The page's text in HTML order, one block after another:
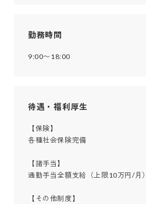
勤務時間
9:00〜18:00
待遇・福利厚生
【保険】
各種社会保険完備
【諸手当】
通勤手当全額支給（上限10万円/月）
【その他制度】